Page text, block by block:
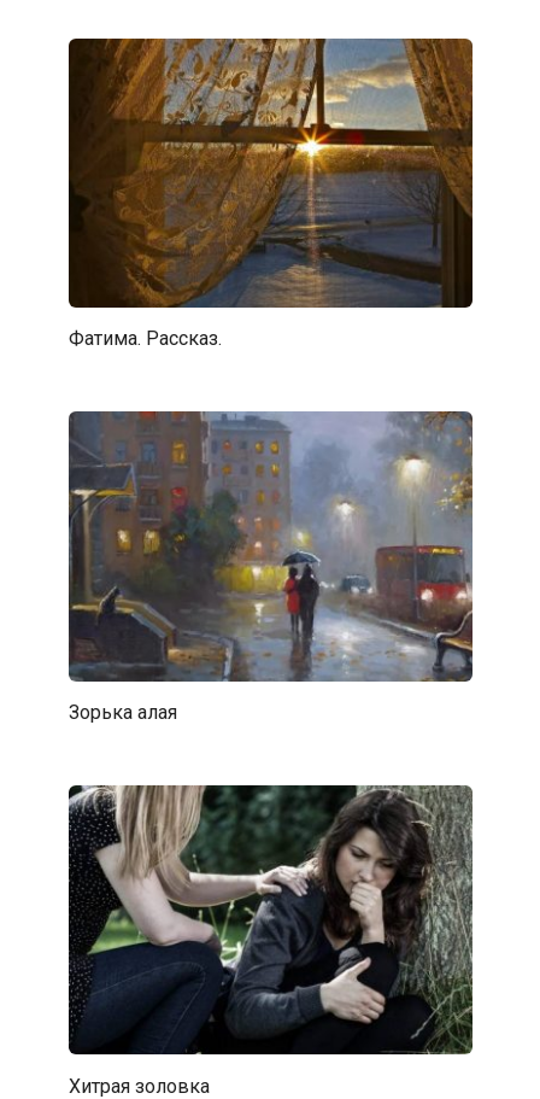
Фатима. Рассказ.
Зорька алая
Хитрая золовка